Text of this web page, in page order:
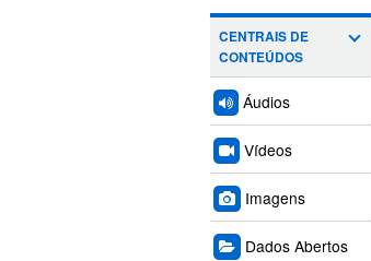
CENTRAIS DE
CONTEÚDOS
Áudios
Vídeos
Imagens
Dados Abertos